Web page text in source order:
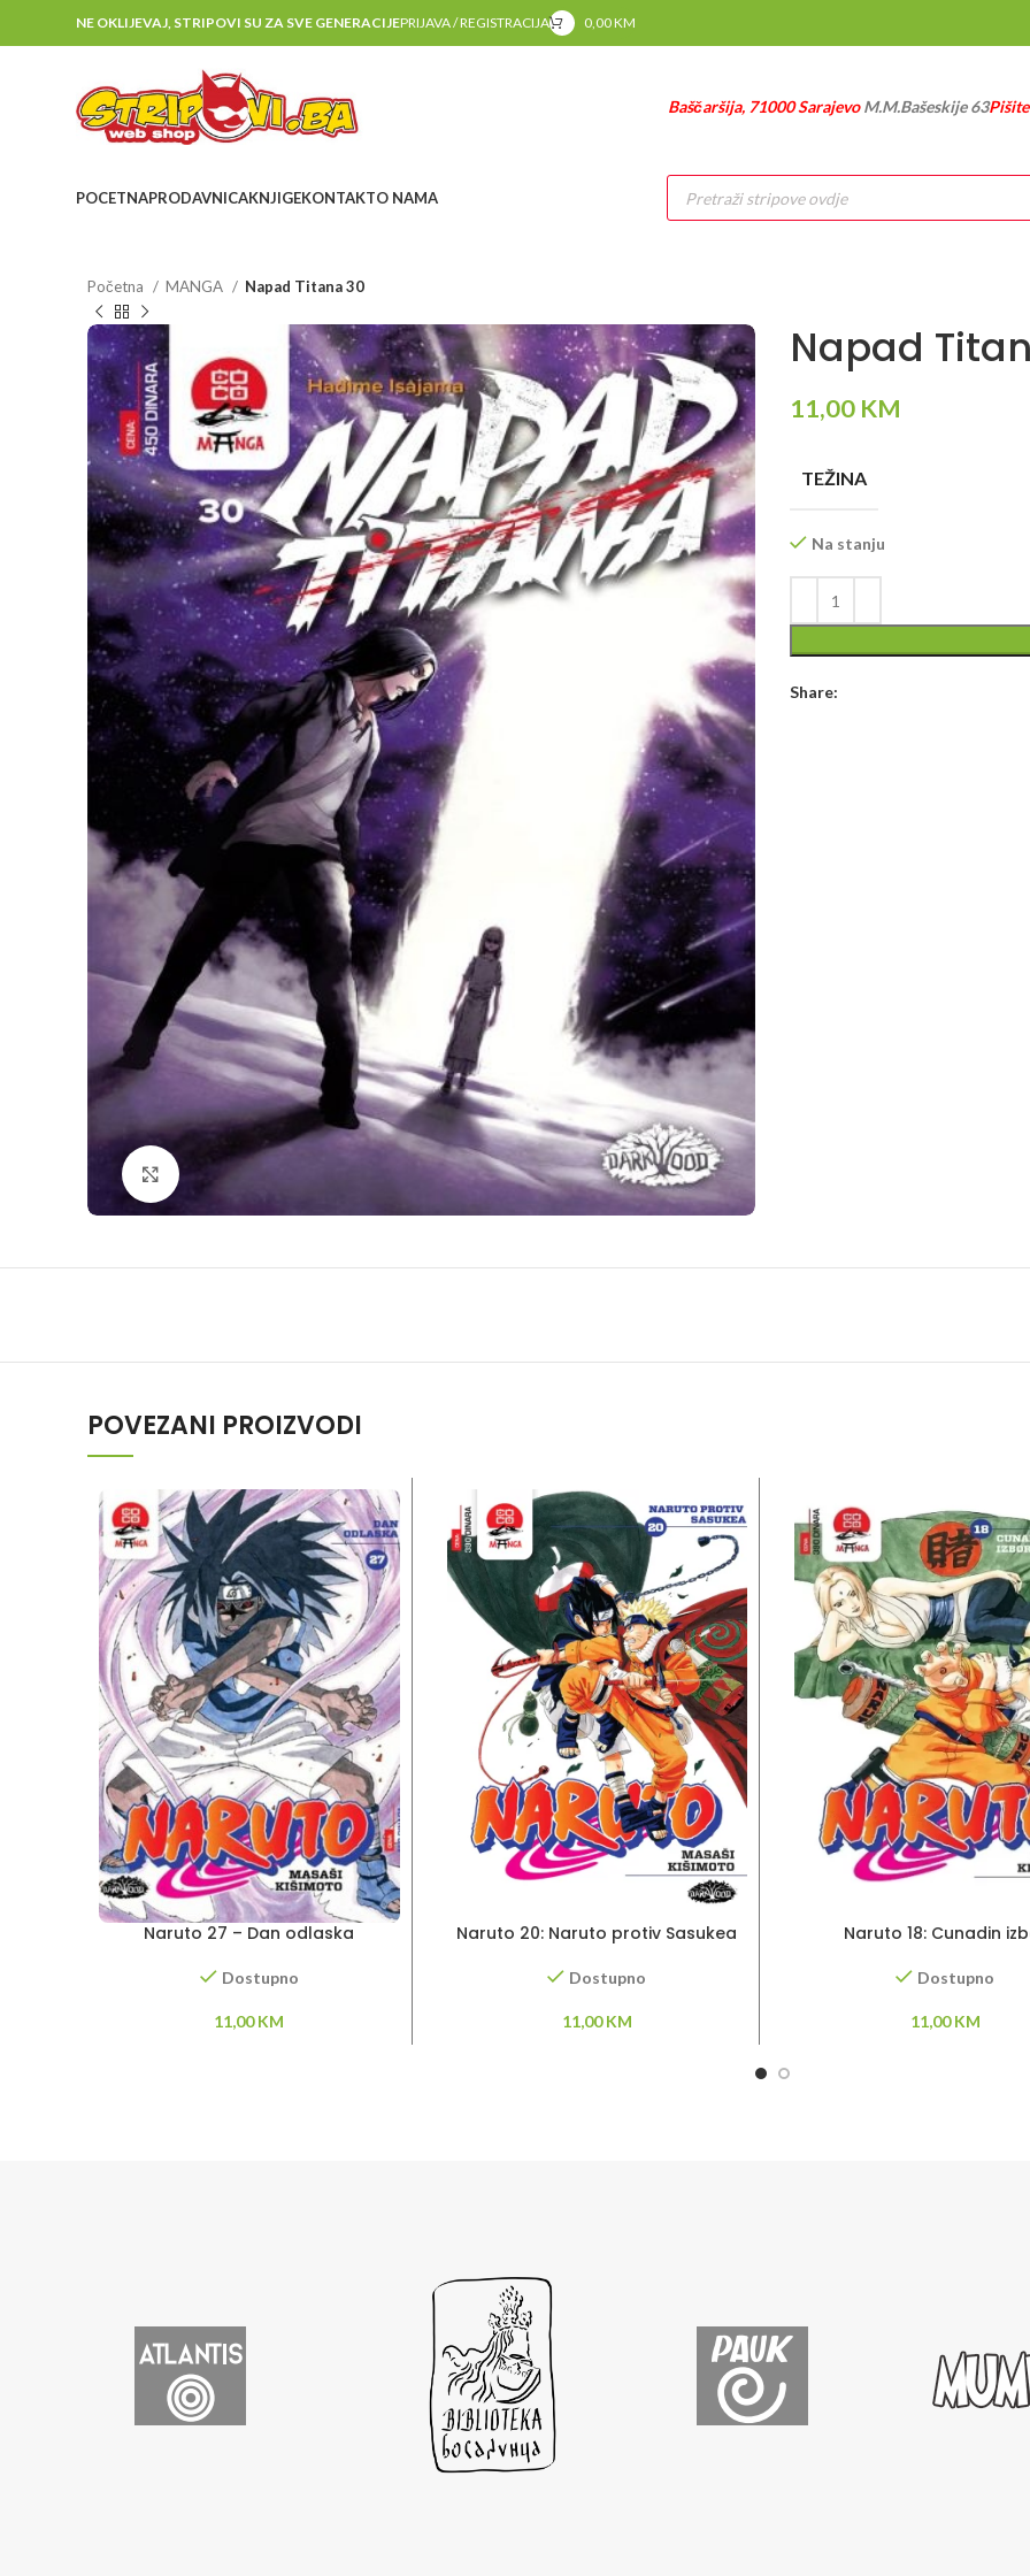
NE OKLIJEVAJ, STRIPOVI SU ZA SVE GENERACIJEPRIJAVA / REGISTRACIJA 0,00KM
Baščaršija, 71000 SarajevoM.M.Bašeskije 63
POCETNAPRODAVNICAKNJIGEKONTAKTO NAMA
Products
search
Početna MANGA Napad Titana 30
Klikni da povečaš
Napad
11,00 KM
TEŽINA
Na stanju
Share:
POVEZANI PROIZVODI
Naruto 27 – Dan odlaska
Dostupno
11,00KM
Naruto 20: Naruto protiv Sasukea
Dostupno
11,00KM
Naruto 18: Cunadin
Dostupno
11,00KM